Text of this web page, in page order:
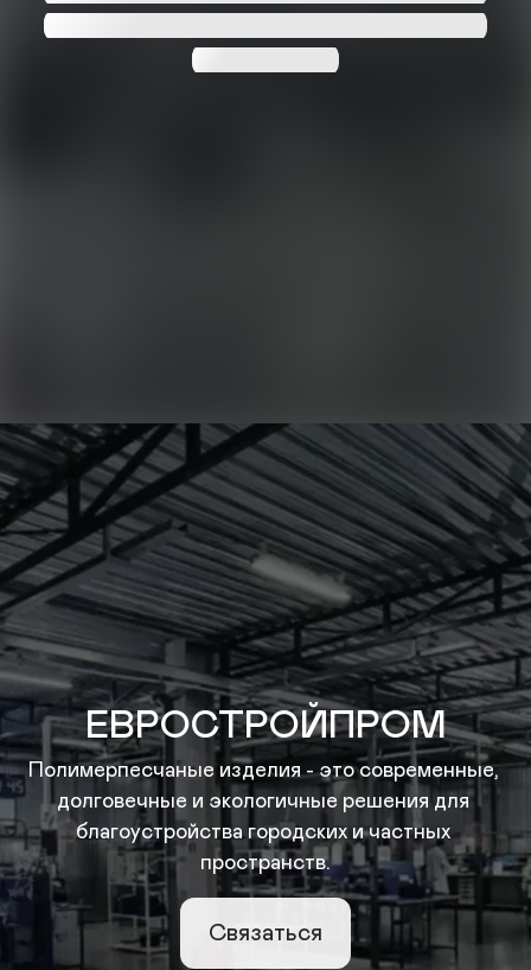
ЕВРОСТРОЙПРОМ
Полимерпесчаные изделия - это современные,
долговечные и экологичные решения для
благоустройства городских и частных
пространств.
Связаться